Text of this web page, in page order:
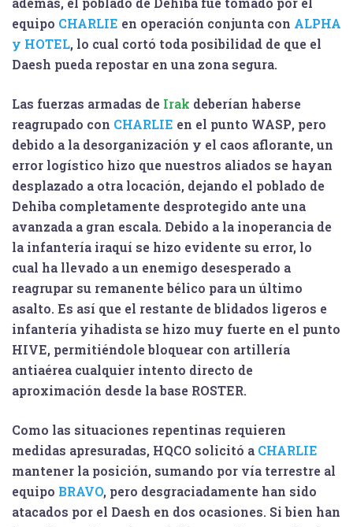
equipo CHARLIE en operación conjunta con ALPHA
y HOTEL, lo cual cortó toda posibilidad de que el
Daesh pueda repostar en una zona segura.
Las fuerzas armadas de Irak deberían haberse
reagrupado con CHARLIE en el punto WASP, pero
debido a la desorganización y el caos aflorante, un
error logístico hizo que nuestros aliados se hayan
desplazado a otra locación, dejando el poblado de
Dehiba completamente desprotegido ante una
avanzada a gran escala. Debido a la inoperancia de
la infantería iraquí se hizo evidente su error, lo
cual ha llevado a un enemigo desesperado a
reagrupar su remanente bélico para un último
asalto. Es así que el restante de blidados ligeros e
infantería yihadista se hizo muy fuerte en el punto
HIVE, permitiéndole bloquear con artillería
antiaérea cualquier intento directo de
aproximación desde la base ROSTER.
Como las situaciones repentinas requieren
medidas apresuradas, HQCO solicitó a CHARLIE
mantener la posición, sumando por vía terrestre al
equipo BRAVO, pero desgraciadamente han sido
atacados por el Daesh en dos ocasiones. Si bien han